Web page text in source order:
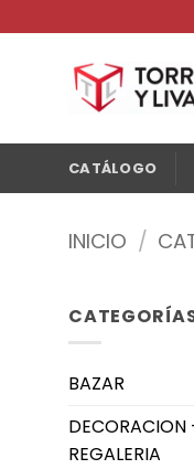
al
contenido
CATÁLOGO
INICIO /
BAZAR
DECORACION
REGALERIA